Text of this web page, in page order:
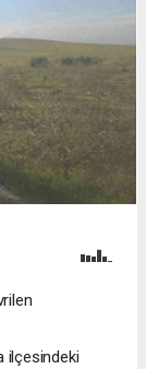
ilçesindeki